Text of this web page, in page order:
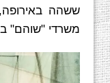
ששהה באירופה,
משרדי "שוהם"